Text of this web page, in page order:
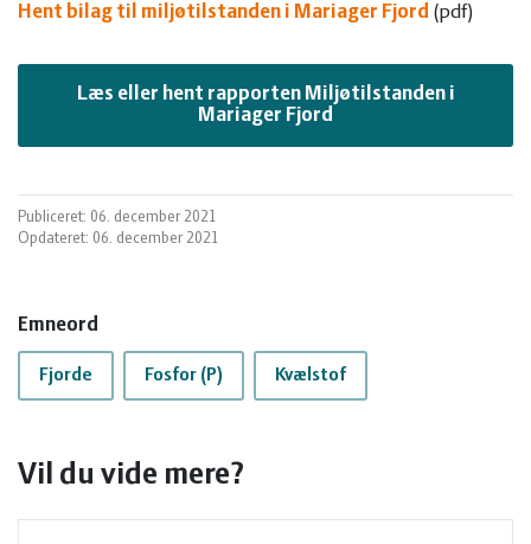
vandmiljø
Økologi
Økonomi
ledelse
dyr
og
ledelse
Øvrige
dyr
Hent bilag til miljøtilstanden i Mariager Fjord (pdf)
Læs eller hent rapporten Miljøtilstanden i
Mariager Fjord
Publiceret: 06. december 2021
Opdateret: 06. december 2021
Emneord
Fjorde Fosfor (P) Kvælstof
Vil du vide mere?